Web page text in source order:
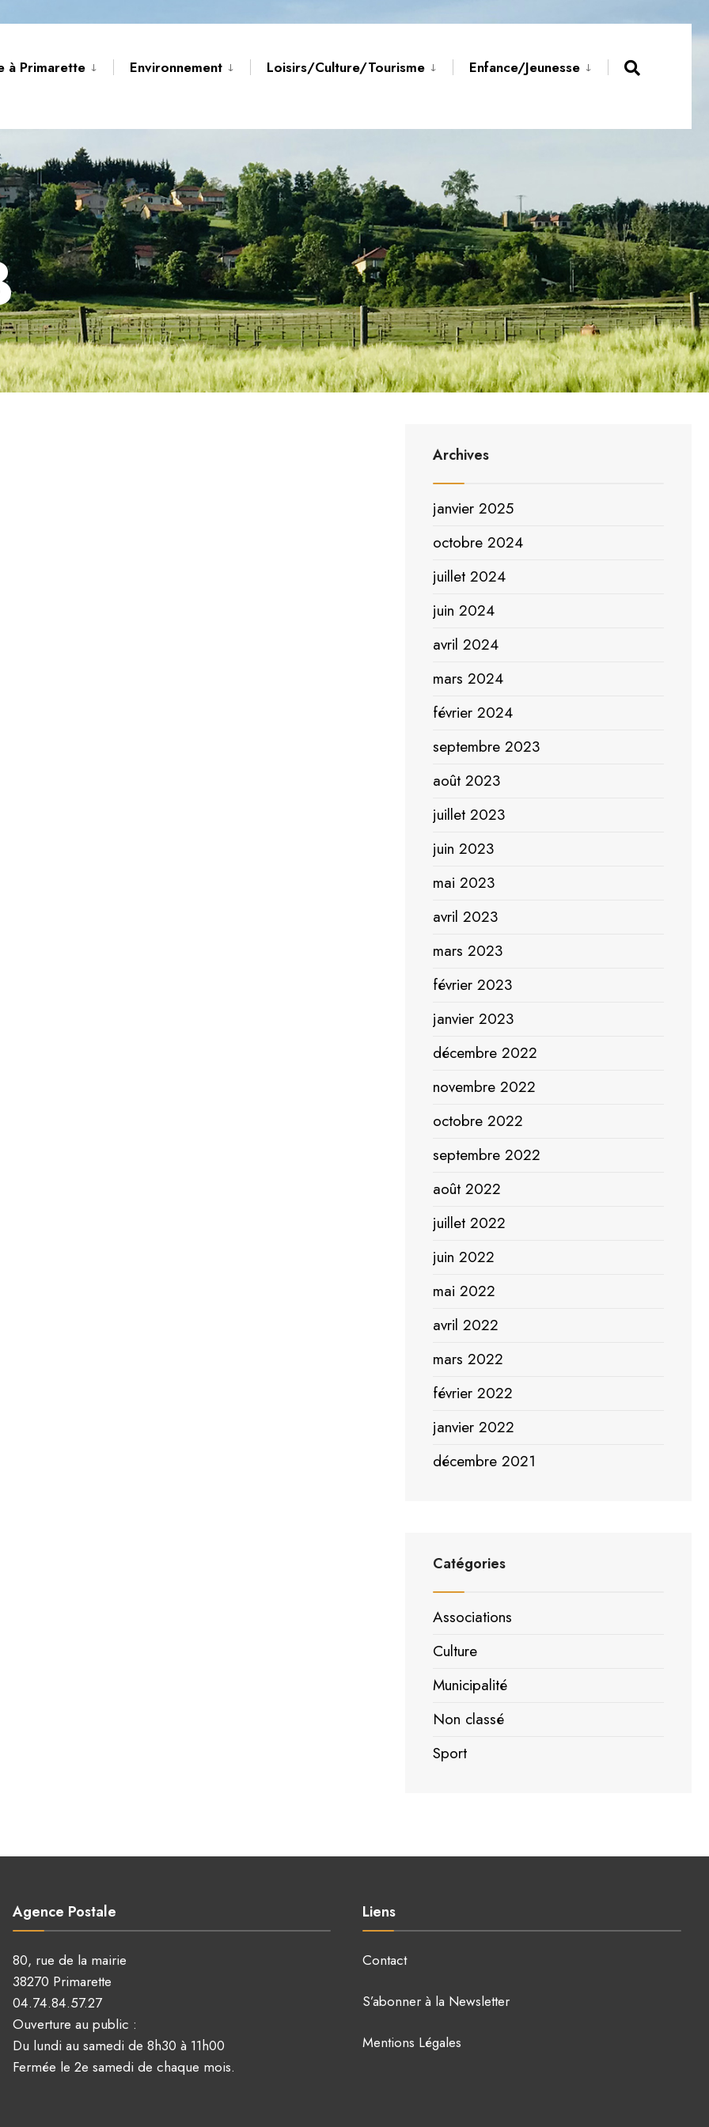
à Primarette Environnement Loisirs/Culture/Tourisme Enfance/Jeunesse
Archives
janvier 2025
octobre 2024
juillet 2024
juin 2024
avril 2024
mars 2024
février 2024
septembre 2023
août 2023
juillet 2023
juin 2023
mai 2023
avril 2023
mars 2023
février 2023
janvier 2023
décembre 2022
novembre 2022
octobre 2022
septembre 2022
août 2022
juillet 2022
juin 2022
mai 2022
avril 2022
mars 2022
février 2022
janvier 2022
décembre 2021
Catégories
Associations
Culture
Municipalité
Non classé
Sport
Agence Postale
80, rue de la mairie
38270 Primarette
04.74.84.57.27
Ouverture au public :
Du lundi au samedi de 8h30 à 11h00
Fermée le 2e samedi de chaque mois.
Liens
Contact
S’abonner à la Newsletter
Mentions Légales